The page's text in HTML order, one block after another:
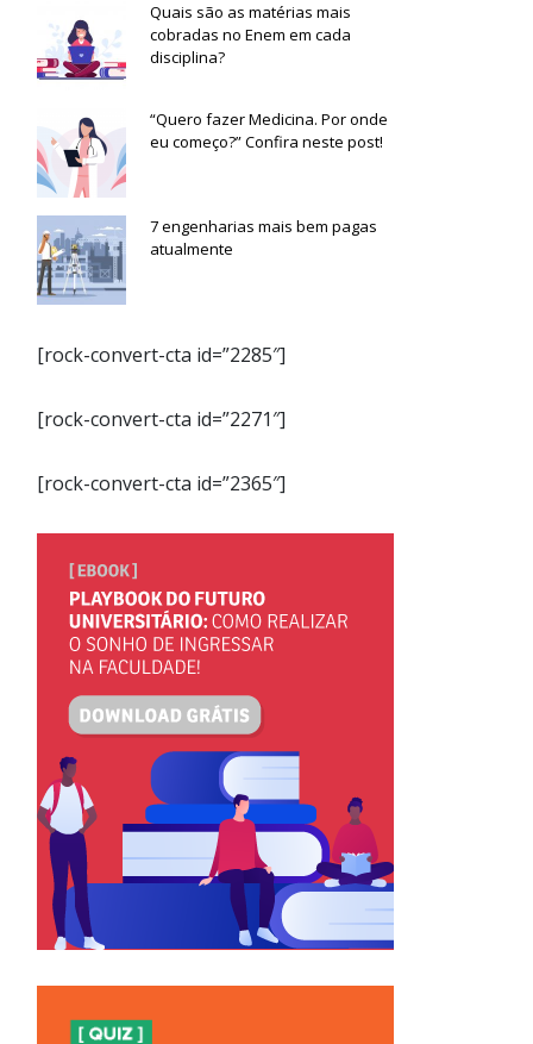
Quais são as matérias mais
cobradas no Enem em cada
disciplina?
“Quero fazer Medicina. Por onde
eu começo?” Confira neste post!
7 engenharias mais bem pagas
atualmente
[rock-convert-cta id=”2285″]
[rock-convert-cta id=”2271″]
[rock-convert-cta id=”2365″]